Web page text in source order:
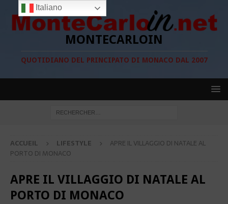
MONTECARLOIN
QUOTIDIANO DEL PRINCIPATO DI MONACO DAL 2007
ACCUEIL LIFESTYLE
APRE IL VILLAGGIO DI NATALE AL
PORTO DI MONACO
APRE IL VILLAGGIO DI NATALE AL
PORTO DI MONACO
Italiano